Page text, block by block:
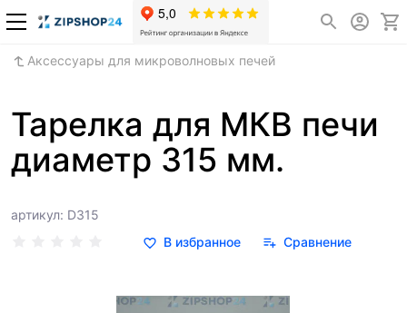
Аксессуары для микроволновых печей
Тарелка для МКВ печи
диаметр 315 мм.
артикул: D315
В избранное
Сравнение